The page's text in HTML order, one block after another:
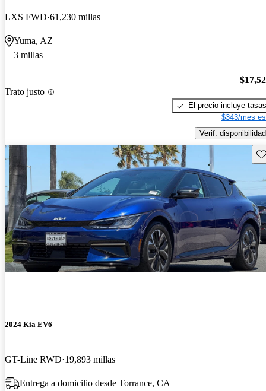
LXS FWD 61,230 millas
Yuma, AZ
3 millas
Trato justo
El precio incluye tasas
$343/mes
Verif. disponibilidad
2024 Kia EV6
GT-Line RWD 19,893 millas
Entrega a domicilio desde Torrance, CA